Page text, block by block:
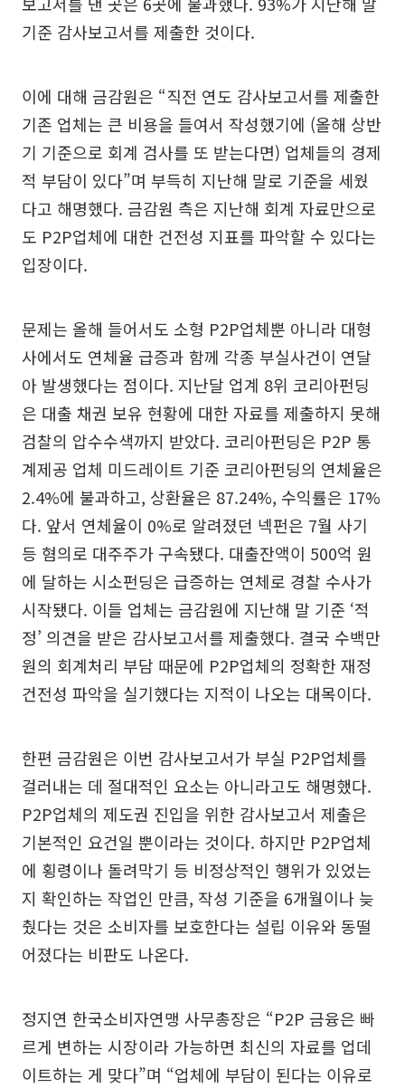
기준 감사보고서를 제출한 것이다.
이에 대해 금감원은 “직전 연도 감사보고서를 제출한
기존 업체는 큰 비용을 들여서 작성했기에 (올해 상반
기 기준으로 회계 검사를 또 받는다면) 업체들의 경제
적 부담이 있다”며 부득히 지난해 말로 기준을 세웠
다고 해명했다. 금감원 측은 지난해 회계 자료만으로
도 P2P업체에 대한 건전성 지표를 파악할 수 있다는
입장이다.
문제는 올해 들어서도 소형 P2P업체뿐 아니라 대형
사에서도 연체율 급증과 함께 각종 부실사건이 연달
아 발생했다는 점이다. 지난달 업계 8위 코리아펀딩
은 대출 채권 보유 현황에 대한 자료를 제출하지 못해
검찰의 압수수색까지 받았다. 코리아펀딩은 P2P 통
계제공 업체 미드레이트 기준 코리아펀딩의 연체율은
2.4%에 불과하고, 상환율은 87.24%, 수익률은 17%
다. 앞서 연체율이 0%로 알려졌던 넥펀은 7월 사기
등 혐의로 대주주가 구속됐다. 대출잔액이 500억 원
에 달하는 시소펀딩은 급증하는 연체로 경찰 수사가
시작됐다. 이들 업체는 금감원에 지난해 말 기준 ‘적
정’ 의견을 받은 감사보고서를 제출했다. 결국 수백만
원의 회계처리 부담 때문에 P2P업체의 정확한 재정
건전성 파악을 실기했다는 지적이 나오는 대목이다.
한편 금감원은 이번 감사보고서가 부실 P2P업체를
걸러내는 데 절대적인 요소는 아니라고도 해명했다.
P2P업체의 제도권 진입을 위한 감사보고서 제출은
기본적인 요건일 뿐이라는 것이다. 하지만 P2P업체
에 횡령이나 돌려막기 등 비정상적인 행위가 있었는
지 확인하는 작업인 만큼, 작성 기준을 6개월이나 늦
췄다는 것은 소비자를 보호한다는 설립 이유와 동떨
어졌다는 비판도 나온다.
정지연 한국소비자연맹 사무총장은 “P2P 금융은 빠
르게 변하는 시장이라 가능하면 최신의 자료를 업데
이트하는 게 맞다”며 “업체에 부담이 된다는 이유로